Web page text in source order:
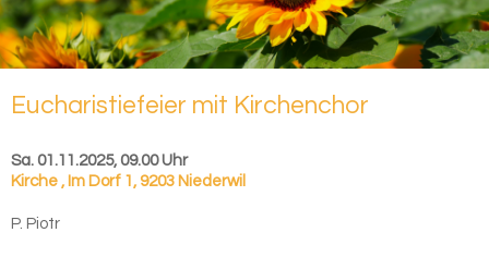
Eu­cha­ris­tie­fei­er mit Kir­chen­chor
Sa. 01.11.2025, 09.00 Uhr
Kirche , Im Dorf 1, 9203 Niederwil
P. Piotr